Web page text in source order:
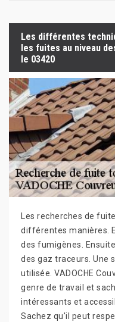
Les différentes
les fuites au niveau
le 03420
Les recherches de
différentes manières.
des fumigènes.
des gaz traceurs. Une
utilisée. VADOCHE
genre de travail et
intéressants et
Sachez qu'il peut